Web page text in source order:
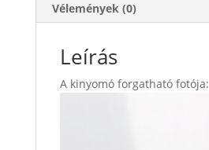
Vélemények (0)
Leírás
A kinyomó forgatható fotója: